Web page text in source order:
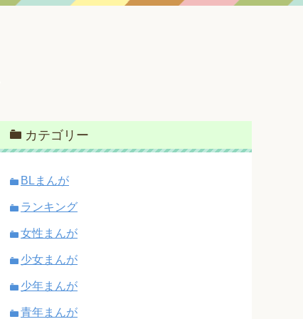
カテゴリー
BLまんが
ランキング
女性まんが
少女まんが
少年まんが
青年まんが